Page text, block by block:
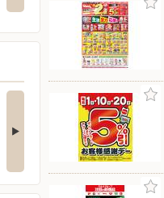
今年の夏は、花火で最
いつもゆめタウン江田島を
ご利用いただき、 誠…
1日前